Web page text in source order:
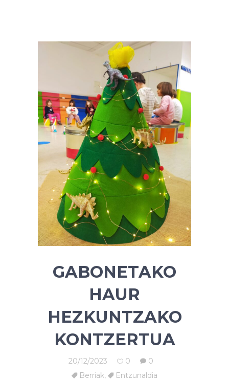
GABONETAKO
HAUR
HEZKUNTZAKO
KONTZERTUA
20/12/2023 0
0
Berriak, Entzunaldia